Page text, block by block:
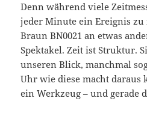
Denn während viele
jeder Minute ein Ereignis
Braun BN0021 an etwas
Spektakel. Zeit ist Struktur.
unseren Blick, manchmal
Uhr wie diese macht daraus
ein Werkzeug – und gerade